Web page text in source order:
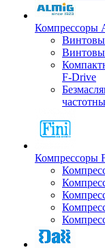
Компрессоры
F-Drive
Компрессоры